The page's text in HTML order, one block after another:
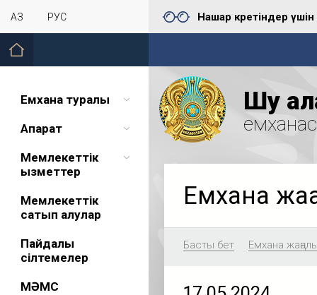
ҚАЗ РУС Нашар көретіндер үшін
Емхана туралы
Ақпарат
Мемлекеттік
қызметтер
Мемлекеттік
сатып алулар
Пайдалы
сілтемелер
МӘМС
Шу
Емхана
Басты бет Емхана